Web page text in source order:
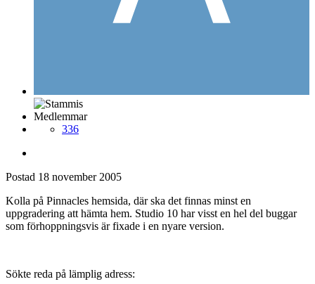
Medlemmar
336
Postad 18 november 2005
Kolla på Pinnacles hemsida, där ska det finnas minst en
uppgradering att hämta hem. Studio 10 har visst en hel del buggar
som förhoppningsvis är fixade i en nyare version.
Sökte reda på lämplig adress: